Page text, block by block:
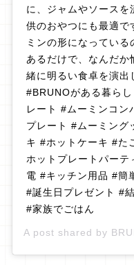
に、ジャムやソース
供のおやつにも最適で
ミンの形になってい
あるだけで、なんだ
緒に明るい食卓を演出
#BRUNOがある暮ら
レート #ムーミンコン
プレート #ムーミング
キ #ホットケーキ #た
ホットプレートパー
電 #キッチン用品 #簡
#誕生日プレゼント #
#家族でごはん
A post shared by